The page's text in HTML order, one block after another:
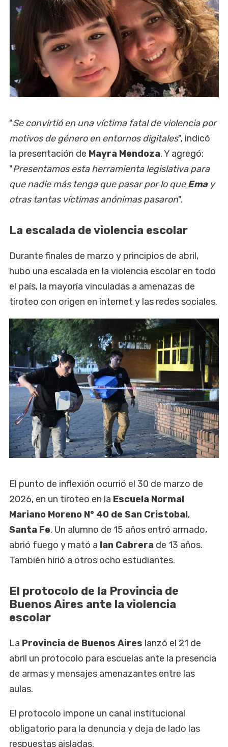
"Se convirtió en una víctima fatal de violencia por
motivos de género en entornos digitales", indicó
la presentación de Mayra Mendoza. Y agregó:
"Presentamos esta herramienta legislativa para
que nadie más tenga que pasar por lo queEma y
otras tantas víctimas anónimas pasaron".
La escalada de violencia escolar
Durante finales de marzo y principios de abril,
hubo una escalada en la violencia escolar en todo
el país, la mayoría vinculadas a amenazas de
tiroteo con origen en internet y las redes sociales.
El punto de inflexión ocurrió el 30 de marzo de
2026, en un tiroteo en la Escuela Normal
Mariano Moreno N° 40 de San Cristobal,
Santa Fe. Un alumno de 15 años entró armado,
abrió fuego y mató a Ian Cabrera de 13 años.
También hirió a otros ocho estudiantes.
El protocolo de la Provincia de
Buenos Aires ante la violencia
escolar
La Provincia de Buenos Aires lanzó el 21 de
abril un protocolo para escuelas ante la presencia
de armas y mensajes amenazantes entre las
aulas.
El protocolo impone un canal institucional
obligatorio para la denuncia y deja de lado las
respuestas aisladas.